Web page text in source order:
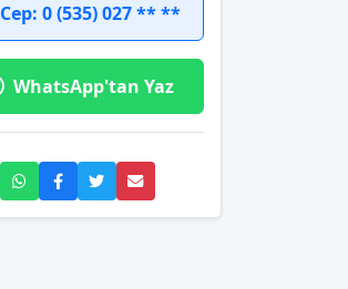
Cep: 0 (535) 027 ** **
WhatsApp'tan Yaz